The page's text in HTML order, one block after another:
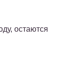
остаются